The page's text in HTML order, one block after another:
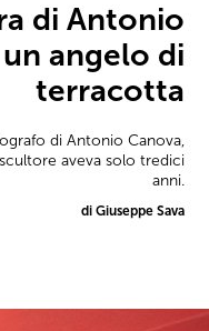
di Antonio
angelo di
terracotta
di Antonio Canova,
aveva solo tredici
anni.
di Giuseppe Sava